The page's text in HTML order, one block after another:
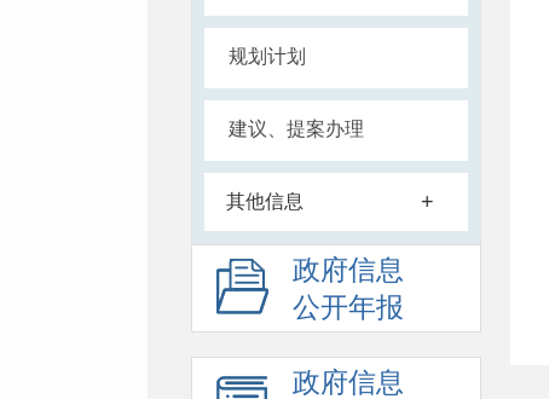
规划计划
建议、提案办理
其他信息 +
政府信息
公开年报
政府信息